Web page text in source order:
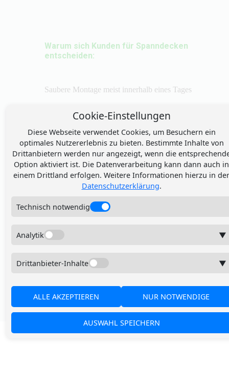
Warum sich Kunden für Spanndecken
entscheiden:
Saubere Montage meist innerhalb eines Tages
✓ Glatte, ruhige Oberfläche ohne Risse
✓ Ideal für Wohnzimmer, Bad, Küche und Flur
✓ LED-Spots, Lichtlinien und Lichtdecken
integrierbar
möglich
✓ Auf Wunsch mit akustischer Verbesserung
✓ Individuell geplant nach Aufmaß
Cookie-Einstellungen
Diese Webseite verwendet Cookies, um Besuchern ein
optimales Nutzererlebnis zu bieten. Bestimmte Inhalte von
Drittanbietern werden nur angezeigt, wenn die
Option aktiviert ist. Die Datenverarbeitung kann dann auch in
einem Drittland erfolgen. Weitere Informationen hierzu in der
Datenschutzerklärung.
Technisch notwendig
Analytik ▼
Drittanbieter-Inhalte ▼
ALLE AKZEPTIEREN NUR NOTWENDIGE
AUSWAHL SPEICHERN